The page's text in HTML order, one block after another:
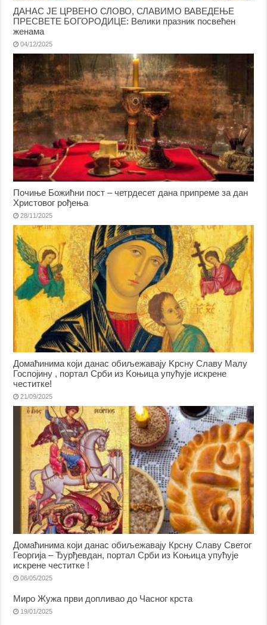
ДАНАС ЈЕ ЦРВЕНО СЛОВО, СЛАВИМО ВАВЕДЕЊЕ
ПРЕСВЕТЕ БОГОРОДИЦЕ: Велики празник посвећен
женама
04/12/2025
Почиње Божићни пост – четрдесет дана припреме за дан
Христовог рођења
28/11/2025
Домаћинима који данас обиљежавају Kрсну Славу Малу
Госпојину , портал Срби из Kоњица упућује искрене
честитке!
21/09/2025
Домаћинима који данас обиљежавају Крсну Славу Светог
Георгија – Ђурђевдан, портал Срби из Kоњица упућује
искрене честитке !
06/05/2025
Миро Жужа први допливао до Часног крста
19/01/2025